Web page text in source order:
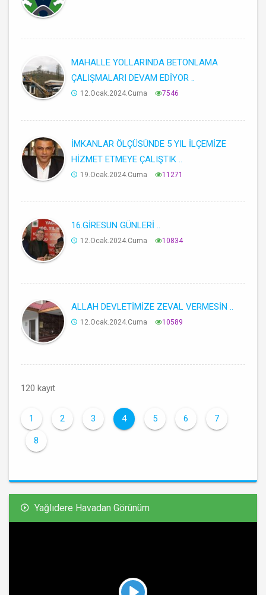
MAHALLE YOLLARINDA BETONLAMA
ÇALIŞMALARI DEVAM EDİYOR ..
12.Ocak.2024.Cuma 7546
İMKANLAR ÖLÇÜSÜNDE 5 YIL İLÇEMİZE
HİZMET ETMEYE ÇALIŞTIK ..
19.Ocak.2024.Cuma 11271
16.GİRESUN GÜNLERİ ..
12.Ocak.2024.Cuma 10834
ALLAH DEVLETİMİZE ZEVAL VERMESİN ..
12.Ocak.2024.Cuma 10589
120 kayıt
1 2 3 4 5 6 7
8
Yağlıdere Havadan Görünüm